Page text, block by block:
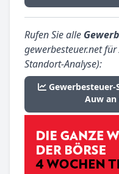
Rufen Sie alle
gewerbesteuer.net
Standort-Analyse):
Auw